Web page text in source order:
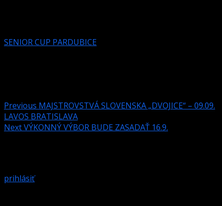
SENIOR CUP PARDUBICE
Previous MAJSTROVSTVÁ SLOVENSKA „DVOJICE“ – 09.09.
LAVOS BRATISLAVA
NextVÝKONNÝ VÝBOR BUDE ZASADAŤ 16.9.
prihlásiť.